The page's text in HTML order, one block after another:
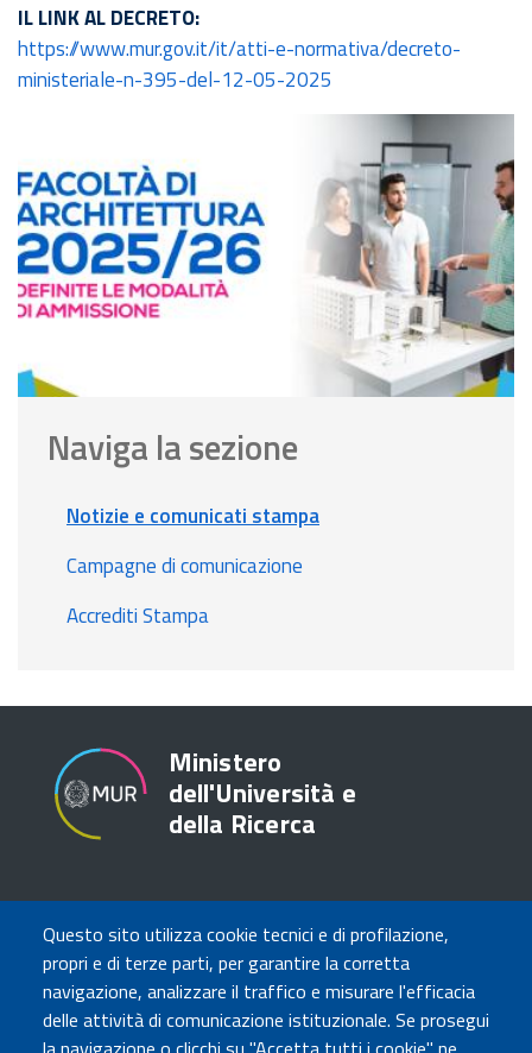
Questo sito utilizza cookie tecnici e di profilazione,
propri e di terze parti, per garantire la corretta
navigazione, analizzare il traffico e misurare l'efficacia
delle attività di comunicazione istituzionale. Se prosegui
IL LINK AL DECRETO:
https://www.mur.gov.it/it/atti-e-normativa/decreto-
ministeriale-n-395-del-12-05-2025
Naviga la sezione
Notizie e comunicati stampa
Campagne di comunicazione
Accrediti Stampa
Ministero
dell'Università e
della Ricerca
TRASPARENZA
Amministrazione Trasparente
Atti di notifica
Albo online
Concorsi